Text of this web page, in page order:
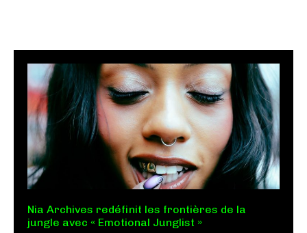
Nia Archives redéfinit les frontières de la
jungle avec « Emotional Junglist »